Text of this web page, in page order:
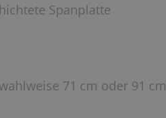
Spanplatte
71 cm oder 91 cm